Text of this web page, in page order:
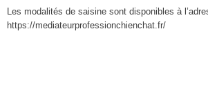
Les modalités de saisine sont disponibles à
https://mediateurprofessionchienchat.fr/